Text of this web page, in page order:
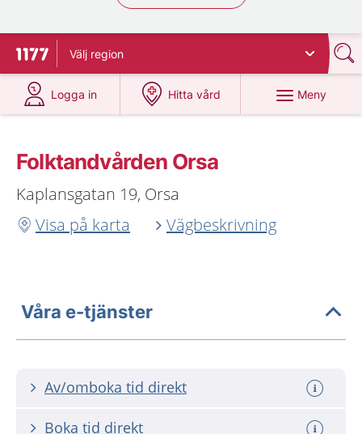
Till startsidan för 1177
Välj region
Logga in
på 1177.se
Hitta vård
på 1177.se
Meny
Folktandvården Orsa
Kaplansgatan 19, Orsa
Visa på karta
Vägbeskrivning
Våra e-tjänster
Av/omboka tid direkt
Boka tid direkt